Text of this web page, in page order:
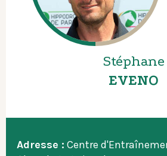
Stéphane
EVENO
Adresse : Centre